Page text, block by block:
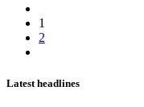
1
2
Latest headlines